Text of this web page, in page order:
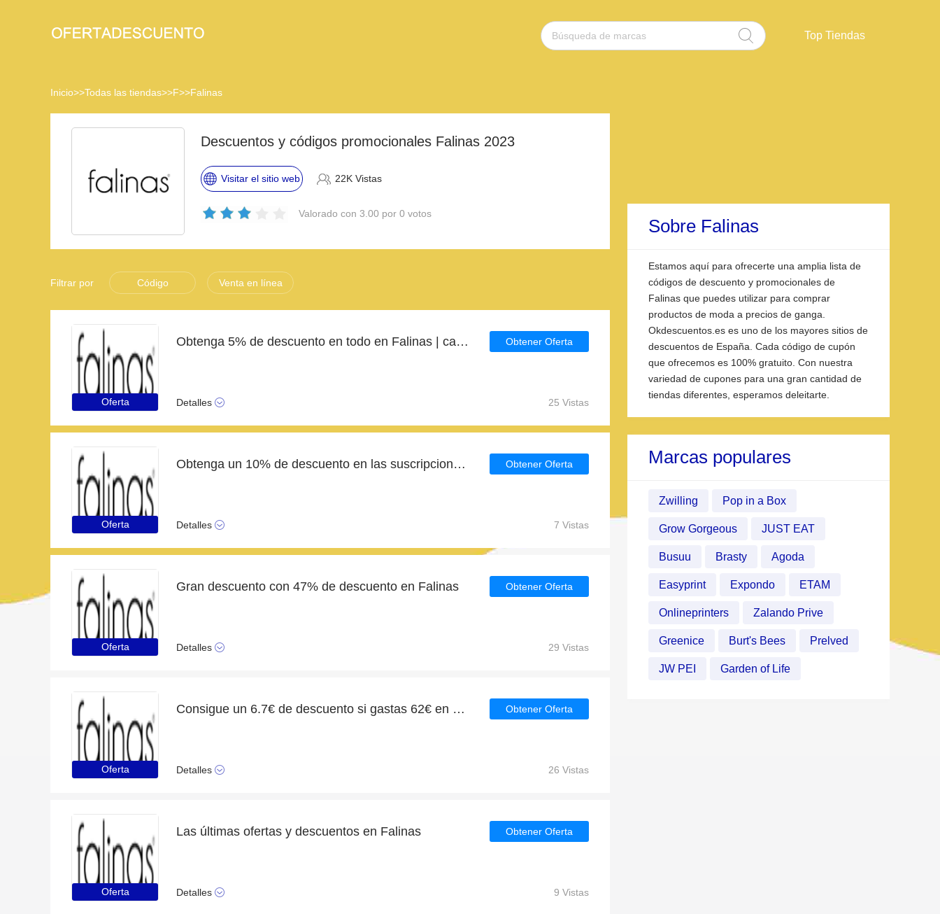
Top Tiendas
Inicio>>Todas las tiendas>>F>>Falinas
Descuentos y códigos promocionales Falinas 2023
Visitar el sitio web 22K Vistas
Valorado con 3.00 por 0 votos
Filtrar por Código Venta en línea
Oferta
Obtenga 5% de descuento en todo en Falinas | caduca pronto
Detalles
Obtener Oferta
25 Vistas
Oferta
Obtenga un 10% de descuento en las suscripciones al boletín de noticias
Detalles
Obtener Oferta
7 Vistas
Oferta
Gran descuento con 47% de descuento en Falinas
Detalles
Obtener Oferta
29 Vistas
Oferta
Consigue un 6.7€ de descuento si gastas 62€ en Falinas
Detalles
Obtener Oferta
26 Vistas
Oferta
Las últimas ofertas y descuentos en Falinas
Detalles
Obtener Oferta
9 Vistas
Sobre Falinas
Estamos aquí para ofrecerte una amplia lista de
códigos de descuento y promocionales de
Falinas que puedes utilizar para comprar
productos de moda a precios de ganga.
Okdescuentos.es es uno de los mayores sitios de
descuentos de España. Cada código de cupón
que ofrecemos es 100% gratuito. Con nuestra
variedad de cupones para una gran cantidad de
tiendas diferentes, esperamos deleitarte.
Marcas populares
Zwilling Pop in a Box
Grow Gorgeous JUST EAT
Busuu Brasty Agoda
Easyprint Expondo ETAM
Onlineprinters Zalando Prive
Greenice Burt's Bees Prelved
JW PEI Garden of Life